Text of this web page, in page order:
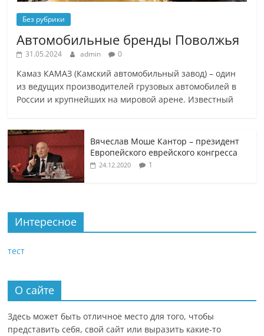
Без рубрики
Автомобильные бренды Поволжья
31.05.2024 admin 0
Камаз КАМАЗ (Камский автомобильный завод) – один
из ведущих производителей грузовых автомобилей в
России и крупнейших на мировой арене. Известный
Вячеслав Моше Кантор – президент
Европейского еврейского конгресса
24.12.2020 1
Интересное
тест
О сайте
Здесь может быть отличное место для того, чтобы
представить себя, свой сайт или выразить какие-то